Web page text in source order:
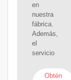
en
nuestra
fábrica.
Además,
el
servicio
Obtén